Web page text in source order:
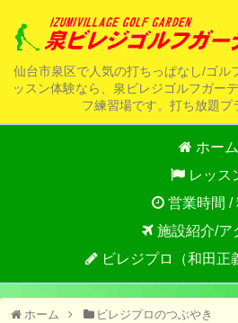
仙台市泉区で人気の打ちっぱなし/ゴル
ッスン体験なら、泉ビレジゴルフガー
フ練習場です。打ち放題プ
ホーム
レッス
営業時間 /
施設紹介/ア
ビレジプロ（和田正
ホーム ビレジプロのつぶやき